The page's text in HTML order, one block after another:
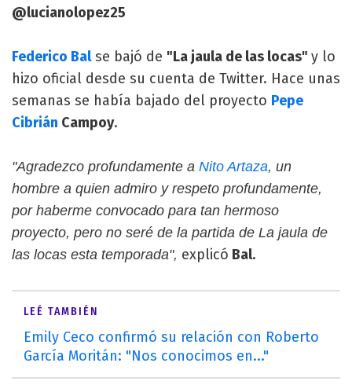
@lucianolopez25
Federico Balse bajó de "La jaula de las locas" y lo
hizo oficial desde su cuenta de Twitter. Hace unas
semanas se había bajado del proyecto Pepe
Cibrián Campoy.
"Agradezco profundamente a Nito Artaza, un
hombre a quien admiro y respeto profundamente,
por haberme convocado para tan hermoso
proyecto, pero no seré de la partida de La jaula de
las locas esta temporada", explicó Bal.
LEÉ TAMBIÉN
Emily Ceco confirmó su relación con Roberto
García Moritán: "Nos conocimos en..."